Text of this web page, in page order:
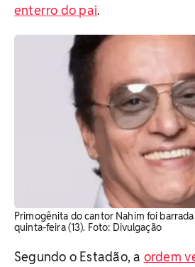
enterro do pai.
Primogênita do cantor Nahim foi
quinta-feira (13). Foto: Divulgação
Segundo o Estadão, a ordem